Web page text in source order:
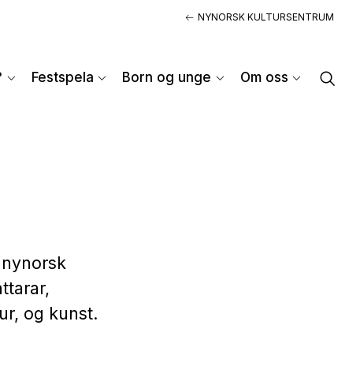
NYNORSK KULTURSENTRUM
Festspela Born og unge Om oss
og kunst.